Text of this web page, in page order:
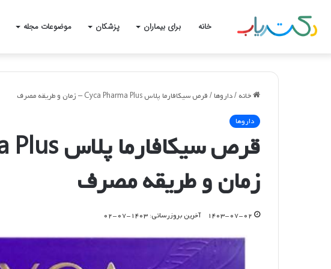
خانه برای بیماران پزشکان موضوعات مجله
خانه /داروها/ قرص سیکافارما پلاس Cyca Pharma Plus – زمان و طریقه مصرف
داروها
زمان و طریقه مصرف
۱۴۰۳-۰۷-۰۲ آخرین بروزرسانی: ۱۴۰۳-۰۷-۰۲